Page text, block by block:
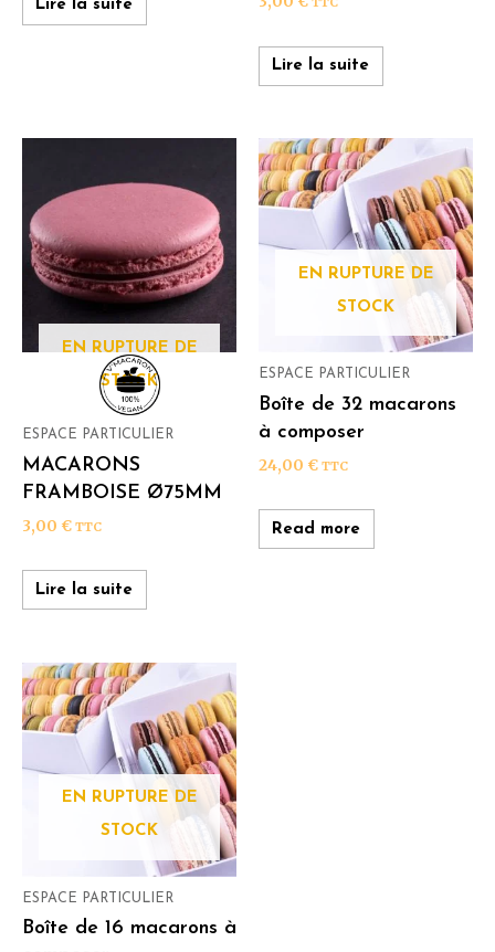
Lire la suite
Lire la suite
EN RUPTURE DE
STOCK
ESPACE PARTICULIER
MACARONS
FRAMBOISE Ø75MM
3,00 € TTC
Lire la suite
EN RUPTURE DE
STOCK
ESPACE PARTICULIER
Boîte de 32 macarons
à composer
24,00 € TTC
Read more
EN RUPTURE DE
STOCK
ESPACE PARTICULIER
Boîte de 16 macarons à